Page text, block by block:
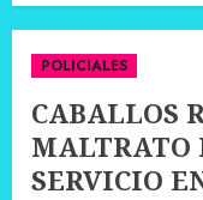
POLICIALES
CABALLOS
MALTRATO
SERVICIO